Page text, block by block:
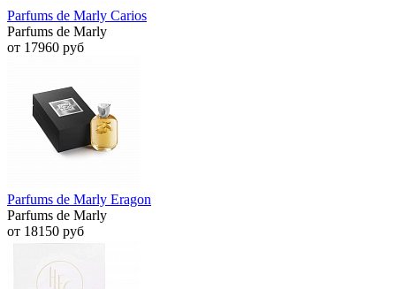
Parfums de Marly Carios
Parfums de Marly
от 17960 руб
Parfums de Marly Eragon
Parfums de Marly
от 18150 руб